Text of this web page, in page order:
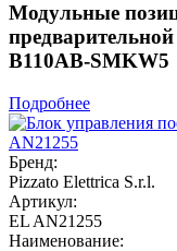
Модульные
B110AB-SMKW5
Подробнее
Бренд:
Pizzato Elettrica S.r.l.
Артикул:
EL AN21255
Наименование: